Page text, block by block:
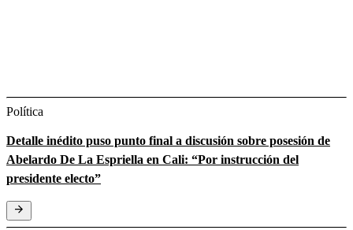
Política
Detalle inédito puso punto final a discusión sobre posesión de
Abelardo De La Espriella en Cali: “Por instrucción del
presidente electo”